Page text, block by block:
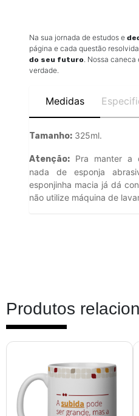
Na sua jornada de estudos e
página e cada questão
do seu futuro. Nossa caneca
verdade.
Medidas
Tamanho: 325ml.
Atenção: Pra manter a
nada de esponja
esponjinha macia já dá
não utilize máquina de
Produtos